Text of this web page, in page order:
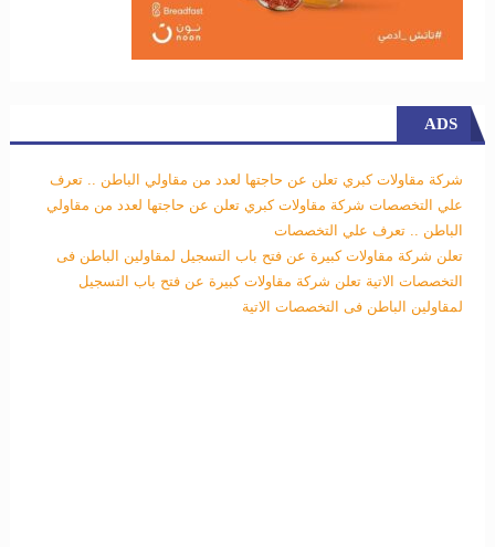
ADS
شركة مقاولات كبري تعلن عن حاجتها لعدد من مقاولي الباطن .. تعرف
علي التخصصات شركة مقاولات كبري تعلن عن حاجتها لعدد من مقاولي
الباطن .. تعرف علي التخصصات
تعلن شركة مقاولات كبيرة عن فتح باب التسجيل لمقاولين الباطن فى
التخصصات الاتية تعلن شركة مقاولات كبيرة عن فتح باب التسجيل
لمقاولين الباطن فى التخصصات الاتية